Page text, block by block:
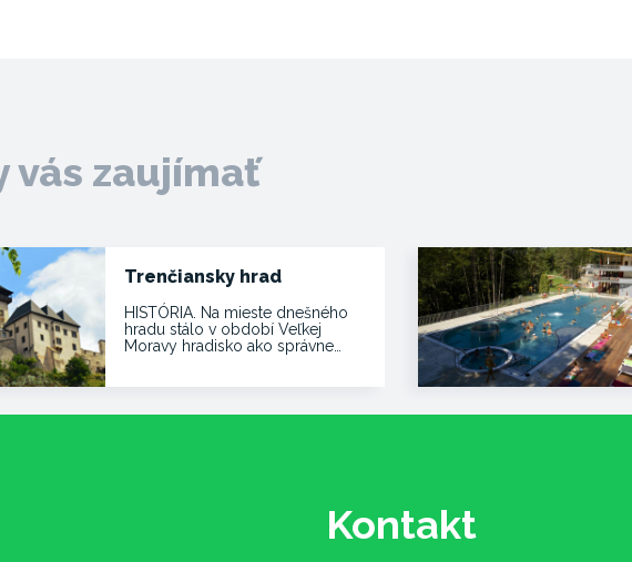
vás zaujímať
Trenčiansky hrad
HISTÓRIA. Na mieste dnešného
hradu stálo v období Veľkej
Moravy hradisko ako správne…
Kontakt